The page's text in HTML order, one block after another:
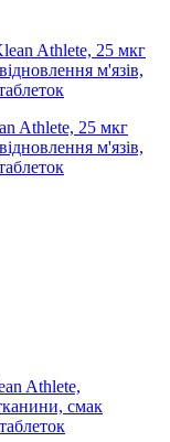
Athlete, 25 мкг
м'язів,